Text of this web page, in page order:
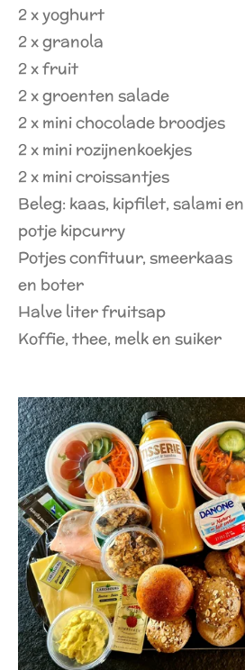
2 x yoghurt
2 x granola
2 x fruit
2 x groenten salade
2 x mini chocolade broodjes
2 x mini rozijnenkoekjes
2 x mini croissantjes
Beleg: kaas, kipfilet, salami en
potje kipcurry
Potjes confituur, smeerkaas
en boter
Halve liter fruitsap
Koffie, thee, melk en suiker